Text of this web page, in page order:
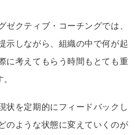
ゼクティブ・コーチングでは、
示しながら、組織の中で何が起
に考えてもらう時間もとても重
状を定期的にフィードバックし
のような状態に変えていくのが